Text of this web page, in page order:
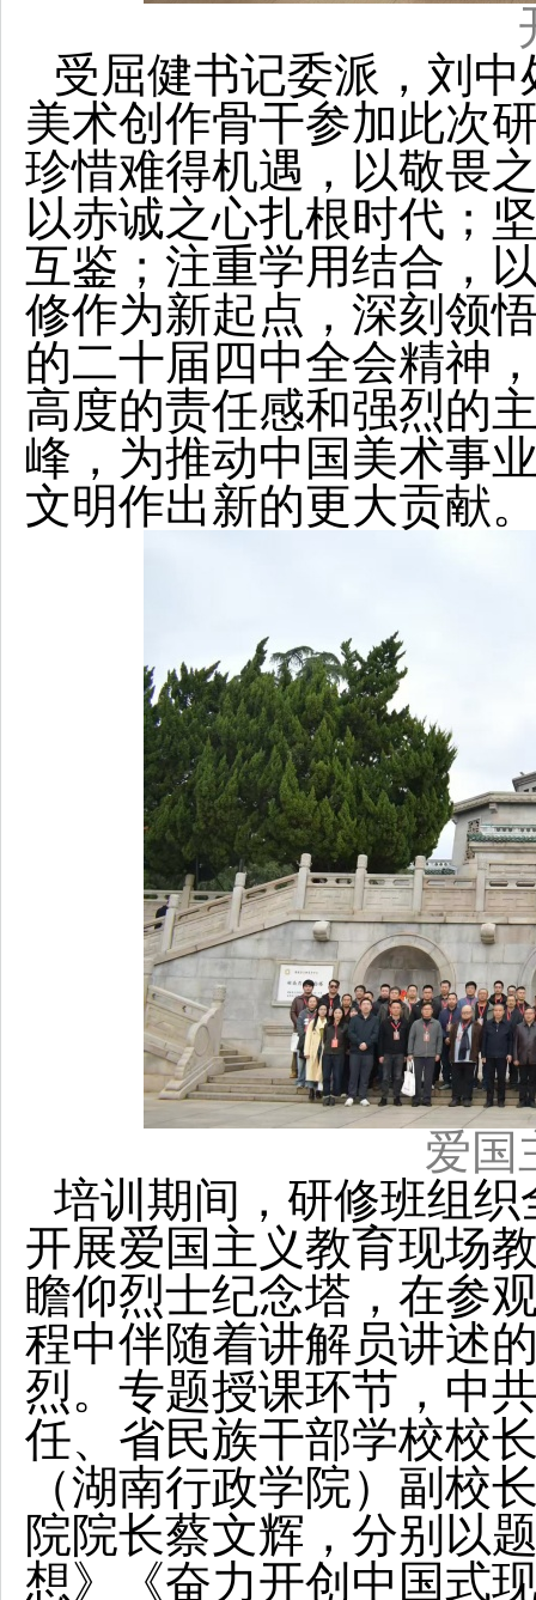
受屈健书记委派，刘
美术创作骨干参加此次
珍惜难得机遇，以敬畏
以赤诚之心扎根时代；
互鉴；注重学用结合，
修作为新起点，深刻领
的二十届四中全会精神
高度的责任感和强烈的
峰，为推动中国美术事
文明作出新的更大贡献
爱国
培训期间，研修班组
开展爱国主义教育现场
瞻仰烈士纪念塔，在参
程中伴随着讲解员讲述
烈。专题授课环节，中
任、省民族干部学校校
（湖南行政学院）副校
院院长蔡文辉，分别以
想》《奋力开创中国式